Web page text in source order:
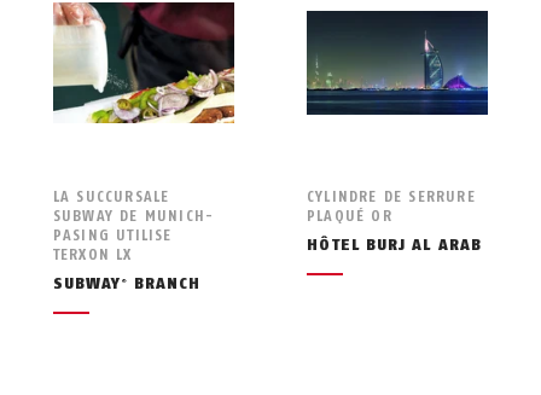
LA SUCCURSALE
SUBWAY DE MUNICH-
PASING UTILISE
TERXON LX
SUBWAY ® BRANCH
CYLINDRE DE SERRURE
PLAQUÉ OR
HÔTEL BURJ AL ARAB